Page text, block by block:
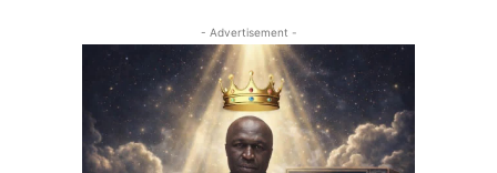
- Advertisement -